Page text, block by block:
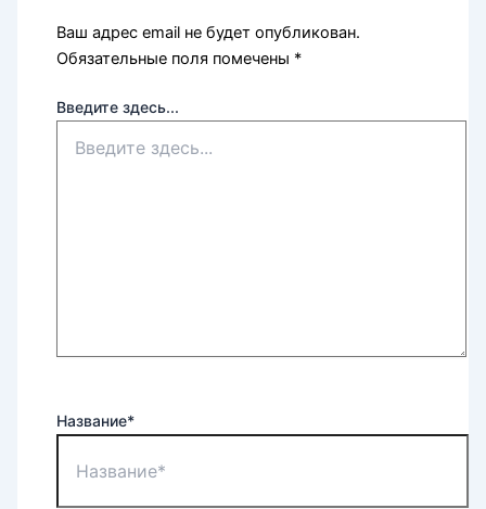
Ваш адрес email не будет опубликован.
Обязательные поля помечены *
Введите здесь...
Название*